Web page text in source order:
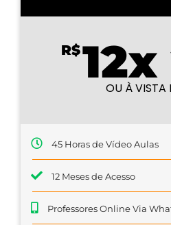
R$
OU À VISTA
45 Horas de Vídeo Aulas
12 Meses de Acesso
Professores Online Via